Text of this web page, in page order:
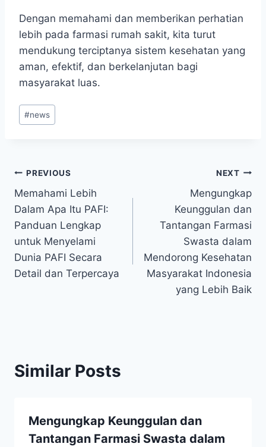
Dengan memahami dan memberikan perhatian
lebih pada farmasi rumah sakit, kita turut
mendukung terciptanya sistem kesehatan yang
aman, efektif, dan berkelanjutan bagi
masyarakat luas.
Post
Tags:
#news
Post
navigation
PREVIOUS
Memahami Lebih
Dalam Apa Itu PAFI:
Panduan Lengkap
untuk Menyelami
Dunia PAFI Secara
Detail dan Terpercaya
NEXT
Mengungkap
Keunggulan dan
Tantangan Farmasi
Swasta dalam
Mendorong Kesehatan
Masyarakat Indonesia
yang Lebih Baik
Similar Posts
Mengungkap Keunggulan dan
Tantangan Farmasi Swasta dalam